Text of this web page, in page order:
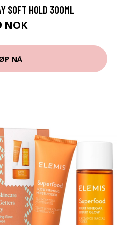
SOFT HOLD 300ML
NOK
NÅ